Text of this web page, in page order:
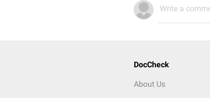
Write a
DocCheck
About Us